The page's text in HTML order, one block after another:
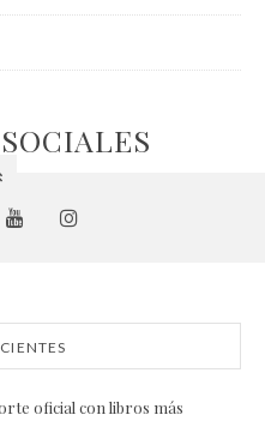
oficial con libros más